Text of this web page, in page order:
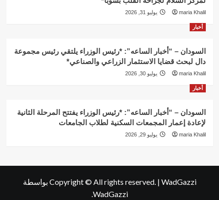
maria Khalil يوليو 31, 2026
أخبار
السودان – “أخبار الساعه”: *رئيس الوزراء يلتقي رئيس مجموعة
دال لبحث قضايا الاستثمار الزراعي والصناعي*
maria Khalil يوليو 30, 2026
أخبار
السودان – “أخبار الساعه”: *رئيس الوزراء يفتتح المرحلة الثانية
لإعادة إعمار المجمعات السكنية لطلاب الجامعات
maria Khalil يوليو 29, 2026
Copyright © All rights reserved. | WadGazzi
بواسطة
WadGazzi.